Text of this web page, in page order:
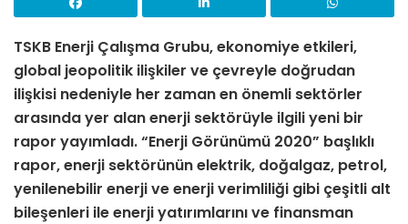
TSKB Enerji Çalışma Grubu, ekonomiye etkileri,
global jeopolitik ilişkiler ve çevreyle doğrudan
ilişkisi nedeniyle her zaman en önemli sektörler
arasında yer alan enerji sektörüyle ilgili yeni bir
rapor yayımladı. “Enerji Görünümü 2020” başlıklı
rapor, enerji sektörünün elektrik, doğalgaz, petrol,
yenilenebilir enerji ve enerji verimliliği gibi çeşitli alt
bileşenleri ile enerji yatırımlarını ve finansman